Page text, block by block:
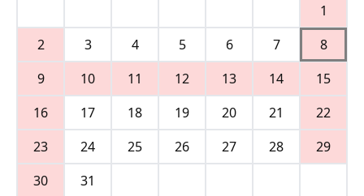
1
2
3 4 5 6 7
8
9
10 11 12 13 14
15
16
17 18 19 20 21
22
23
24 25 26 27 28
29
30
31